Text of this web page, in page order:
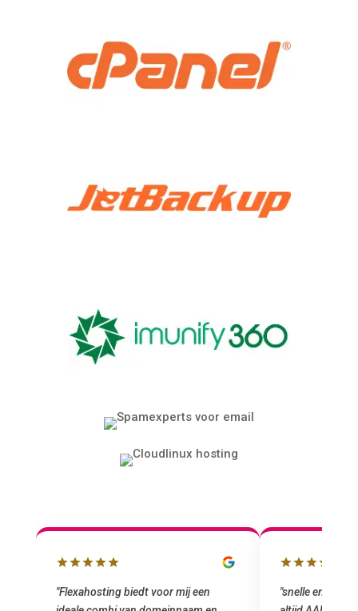
"snelle en vriendelijke service. staat